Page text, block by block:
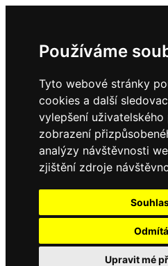
Používáme
Tyto webové stránky
cookies a další
vylepšení uživatelského
zobrazení
analýzy návštěvnosti
zjištění zdroje
Upravit mé